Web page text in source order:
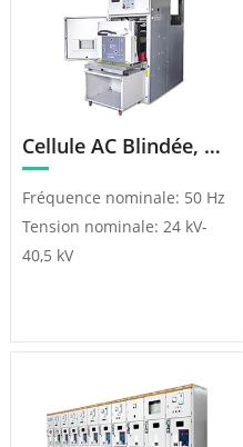
Cellule AC Blindée, Amovible Et Métallique KYN61 – 40.5 (Z)
Fréquence nominale: 50 Hz
Tension nominale: 24 kV-
40,5 kV